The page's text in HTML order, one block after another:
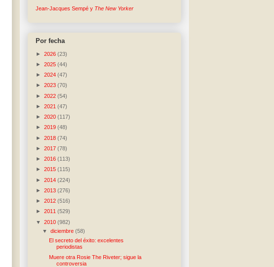
Jean-Jacques Sempé y The New Yorker
Por fecha
► 2026 (23)
► 2025 (44)
► 2024 (47)
► 2023 (70)
► 2022 (54)
► 2021 (47)
► 2020 (117)
► 2019 (48)
► 2018 (74)
► 2017 (78)
► 2016 (113)
► 2015 (115)
► 2014 (224)
► 2013 (276)
► 2012 (516)
► 2011 (529)
▼ 2010 (982)
▼diciembre(58)
El secreto del éxito: excelentes
periodistas
Muere otra Rosie The Riveter; sigue la
controversia